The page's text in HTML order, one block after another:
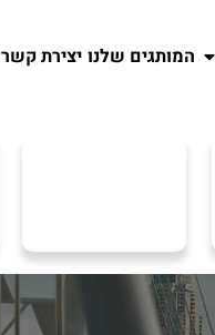
המותגים שלנו יצירת קשר